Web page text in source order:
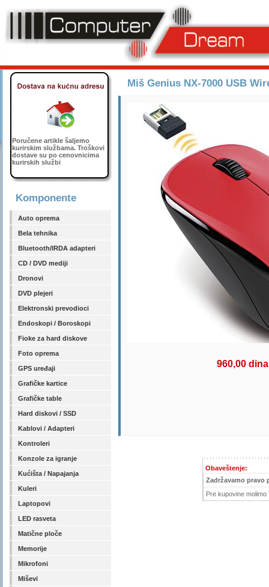
Poručene artikle šaljemo
kurirskim službama. Troškovi
dostave su po cenovnicima
kurirskih službi
Komponente
Auto oprema
Bela tehnika
Bluetooth/IRDA adapteri
CD / DVD mediji
Dronovi
DVD plejeri
Elektronski prevodioci
Endoskopi / Boroskopi
Fioke za hard diskove
Foto oprema
GPS uređaji
Grafičke kartice
Grafičke table
Hard diskovi / SSD
Kablovi / Adapteri
Kontroleri
Konzole za igranje
Kućišta / Napajanja
Kuleri
Laptopovi
LED rasveta
Matične ploče
Memorije
Mikrofoni
Miševi
Miš Genius NX-7000 USB
960,00
Obaveštenje:
Zadržavamo pravo
Pre kupovine